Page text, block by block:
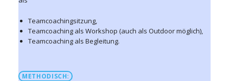
Teamcoachingsitzung,
Teamcoaching als Workshop (auch als Outdoor möglich),
Teamcoaching als Begleitung.
METHODISCH: